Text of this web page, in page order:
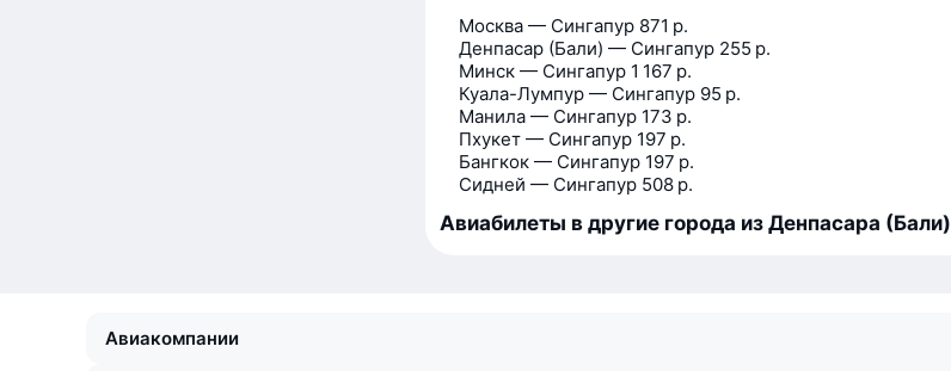
Москва — Сингапур 871 р.
Денпасар (Бали) — Сингапур 255 р.
Минск — Сингапур 1 167 р.
Куала-Лумпур — Сингапур 95 р.
Манила — Сингапур 173 р.
Пхукет — Сингапур 197 р.
Бангкок — Сингапур 197 р.
Сидней — Сингапур 508 р.
Авиабилеты в другие города из Денпасара (Бали)
Авиакомпании